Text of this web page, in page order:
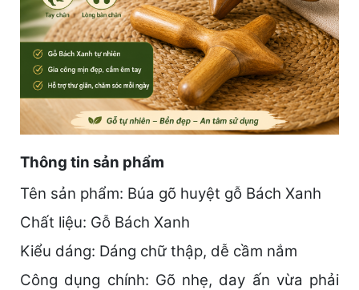
Thông tin sản phẩm
Tên sản phẩm: Búa gõ huyệt gỗ Bách Xanh
Chất liệu: Gỗ Bách Xanh
Kiểu dáng: Dáng chữ thập, dễ cầm nắm
Công dụng chính: Gõ nhẹ, day ấn vừa phải